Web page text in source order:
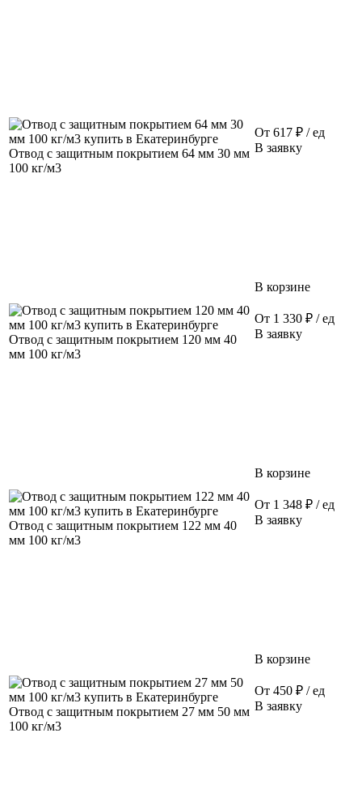
Отвод с защитным покрытием 64 мм 30 мм
100 кг/м3
От 617 ₽ / ед
В заявку
В корзине
Отвод с защитным покрытием 120 мм 40
мм 100 кг/м3
От 1 330 ₽ / ед
В заявку
В корзине
Отвод с защитным покрытием 122 мм 40
мм 100 кг/м3
От 1 348 ₽ / ед
В заявку
В корзине
Отвод с защитным покрытием 27 мм 50 мм
100 кг/м3
От 450 ₽ / ед
В заявку